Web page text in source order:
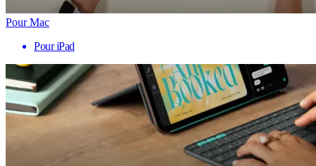
Pour Mac
Pour iPad